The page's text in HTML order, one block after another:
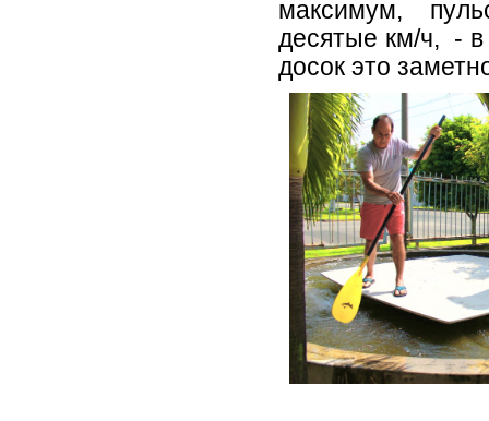
максимум,
десятые км/ч, - в
досок это